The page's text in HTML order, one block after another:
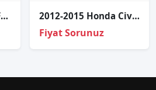
Honda Ci̇ty Sağ Sol Far Cami 2022-2024 2012-2015 Honda Civic 1.6 Sağ Dış Stop Lambası 33500-TR0-E01
Fiyat Sorunuz